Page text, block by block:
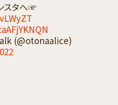
スタへ☞
(@otonaalice)